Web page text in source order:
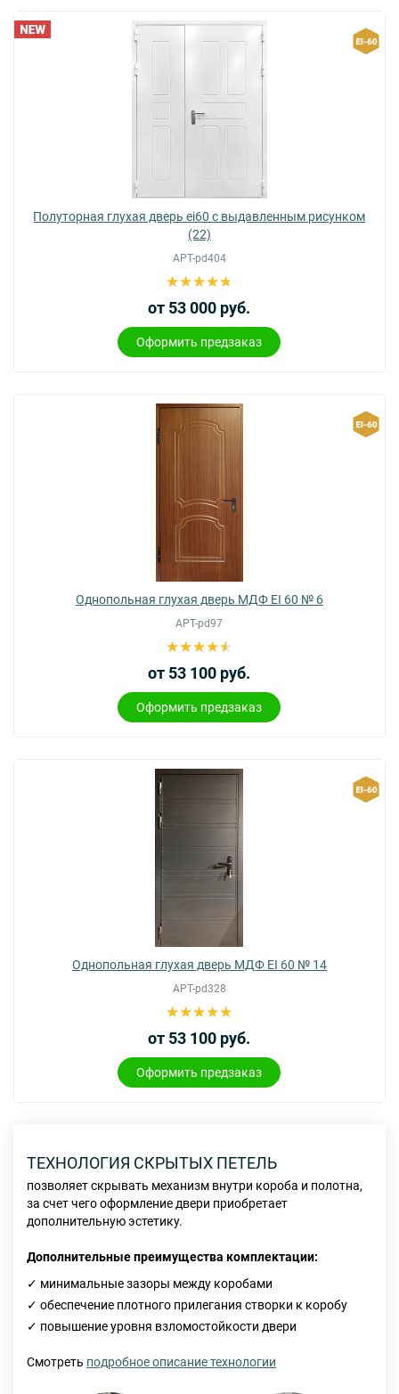
Полуторная глухая дверь ei60 с выдавленным рисунком
(22)
АРТ-pd404
от 53 000 руб.
Оформить предзаказ
Однопольная глухая дверь МДФ EI 60 № 6
АРТ-pd97
от 53 100 руб.
Оформить предзаказ
Однопольная глухая дверь МДФ EI 60 № 14
АРТ-pd328
от 53 100 руб.
Оформить предзаказ
ТЕХНОЛОГИЯ СКРЫТЫХ ПЕТЕЛЬ
позволяет скрывать механизм внутри короба и полотна,
за счет чего оформление двери приобретает
дополнительную эстетику.
Дополнительные преимущества комплектации:
✓ минимальные зазоры между коробами
✓ обеспечение плотного прилегания створки к коробу
✓ повышение уровня взломостойкости двери
Смотреть подробное описание технологии
ИНДИВИДУАЛЬНОЕ ИЗГОТОВЛЕНИЕ
РАЗЛИЧНЫХ ТИПОВ КОНСТРУКЦИЙ
Полуторапольные Двупольные
ПАЛИТРА ЦВЕТОВ RAL CLASSIC -
доступны абсолютно все оттенки для реализации самых
смелых цветовых решений ваших проектов
полного каталога цветов
ТЕХНОЛОГИЯ СКРЫТЫХ ПЕТЕЛЬ
позволяет скрывать механизм внутри короба и полотна,
за счет чего оформление двери приобретает
дополнительную эстетику.
Дополнительные преимущества комплектации:
✓ минимальные зазоры между коробами
✓ обеспечение плотного прилегания створки к коробу
✓ повышение уровня взломостойкости двери
Смотреть подробное описание технологии
ИНДИВИДУАЛЬНОЕ ИЗГОТОВЛЕНИЕ
РАЗЛИЧНЫХ ТИПОВ КОНСТРУКЦИЙ
Полуторапольные Двупольные